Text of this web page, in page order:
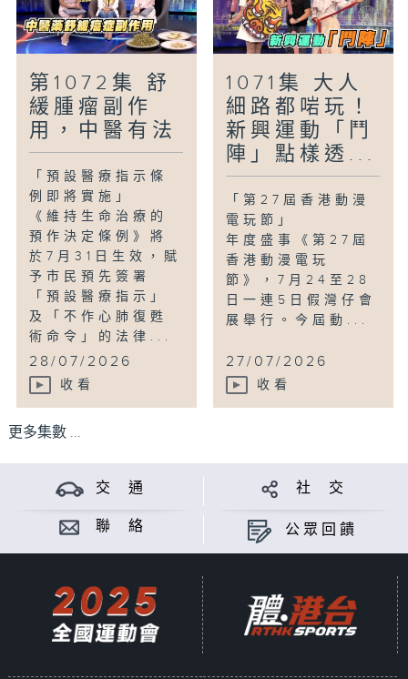
第1072集 舒
緩腫瘤副作
用，中醫有法
「預設醫療指示條
例即將實施」
《維持生命治療的
預作決定條例》將
於7月31日生效，賦
予市民預先簽署
「預設醫療指示」
及「不作心肺復甦
術命令」的法律...
28/07/2026
收看
1071集 大人
細路都啱玩！
新興運動「鬥
陣」點樣透...
「第27屆香港動漫
電玩節」
年度盛事《第27屆
香港動漫電玩
節》，7月24至28
日一連5日假灣仔會
展舉行。今屆動...
27/07/2026
收看
更多集數 ...
交 通 社 交
聯 絡 公眾回饋